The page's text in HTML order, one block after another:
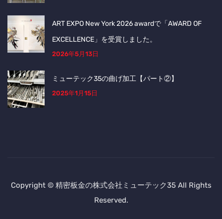
ART EXPO New York 2026 awardで「AWARD OF
EXCELLENCE」を受賞しました。
2026年5月13日
ミューテック35の曲げ加工【パート②】
2025年1月15日
Copyright © 精密板金の株式会社ミューテック35 All Rights
Reserved.